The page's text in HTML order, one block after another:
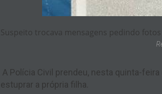
Suspeito trocava mensagens pedindo
A Polícia Civil prendeu, nesta quinta-
estuprar a própria filha.